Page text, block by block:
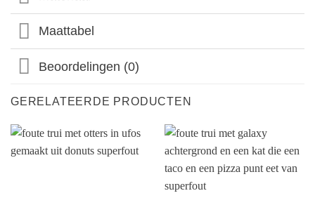
Maattabel
Beoordelingen (0)
GERELATEERDE PRODUCTEN